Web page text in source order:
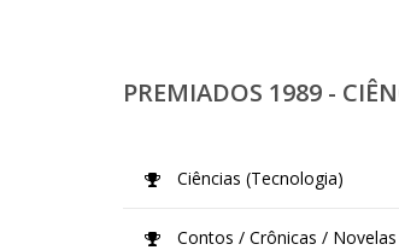
PREMIADOS 1989 -
Ciências (Tecnologia)
Contos / Crônicas / Novelas